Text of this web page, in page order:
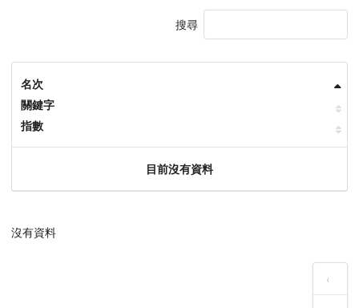
搜尋
名次
關鍵字
指數
目前沒有資料
沒有資料
‹